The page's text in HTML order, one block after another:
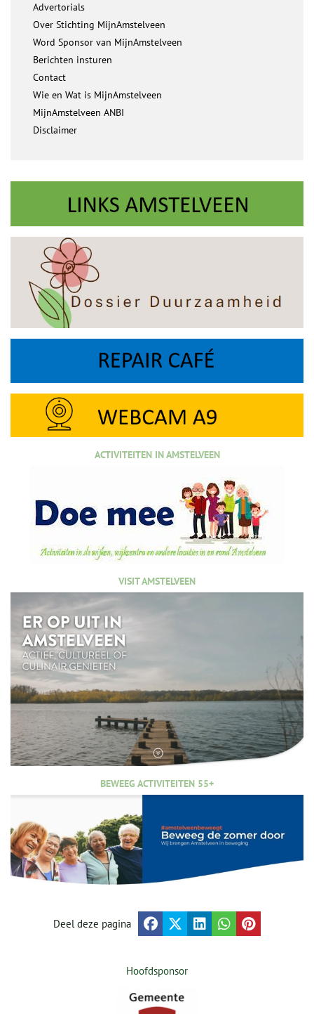
Advertorials
Over Stichting MijnAmstelveen
Word Sponsor van MijnAmstelveen
Berichten insturen
Contact
Wie en Wat is MijnAmstelveen
MijnAmstelveen ANBI
Disclaimer
ACTIVITEITEN IN AMSTELVEEN
VISIT AMSTELVEEN
BEWEEG ACTIVITEITEN 55+
Deel deze pagina
Hoofdsponsor